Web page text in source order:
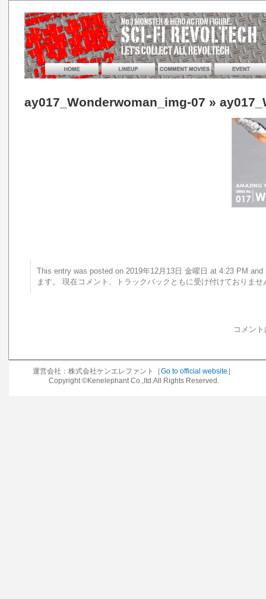
ay017_Wonderwoman_img-07 »
This entry was posted on 2019年12月13日 金曜日 at 4:23 PM
ます。 現在コメント、トラックバックともに受け付けておりませ
コメン
運営会社：株式会社ケンエレファント［Go to official website ］
Copyright ©Kenelephant Co.,ltd.All Rights Reserved.